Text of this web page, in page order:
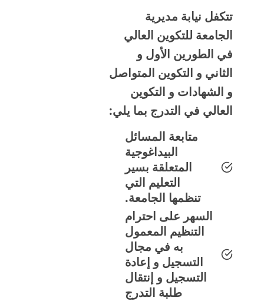
تتكفل نيابة مديرية
الجامعة للتكوين العالي
في الطورين الأول و
الثاني و التكوين المتواصل
و الشهادات و التكوين
العالي في التدرج بما يلي:
متابعة المسائل
البيداغوجية
المتعلقة بسير
التعليم التي
تنظمها الجامعة.
السهر على احترام
التنظيم المعمول
به في مجال
التسجيل و إعادة
التسجيل و إنتقال
طلبة التدرج